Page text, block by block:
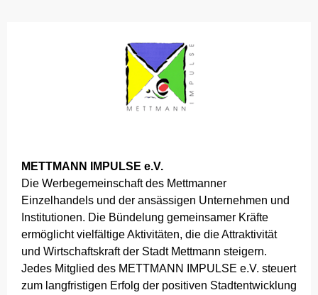
METTMANN IMPULSE e.V.
Die Werbegemeinschaft des Mettmanner
Einzelhandels und der ansässigen Unternehmen und
Institutionen. Die Bündelung gemeinsamer Kräfte
ermöglicht vielfältige Aktivitäten, die die Attraktivität
und Wirtschaftskraft der Stadt Mettmann steigern.
Jedes Mitglied des METTMANN IMPULSE e.V. steuert
zum langfristigen Erfolg der positiven Stadtentwicklung